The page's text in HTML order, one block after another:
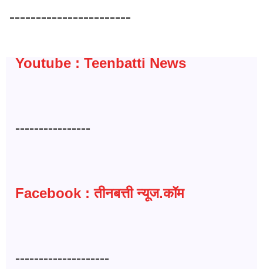
-----------------------
Youtube : Teenbatti News
----------------
Facebook : तीनबत्ती न्यूज.कॉम
--------------------